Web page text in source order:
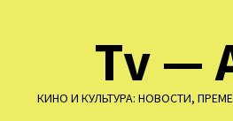
Tv —
КИНО И КУЛЬТУРА: НОВОСТИ,